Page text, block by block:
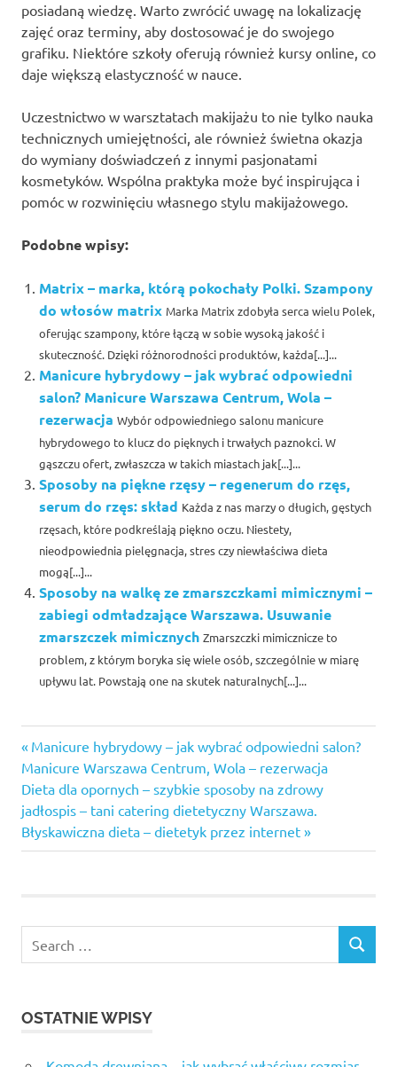
posiadaną wiedzę. Warto zwrócić uwagę na lokalizację
zajęć oraz terminy, aby dostosować je do swojego
grafiku. Niektóre szkoły oferują również kursy online, co
daje większą elastyczność w nauce.
Uczestnictwo w warsztatach makijażu to nie tylko nauka
technicznych umiejętności, ale również świetna okazja
do wymiany doświadczeń z innymi pasjonatami
kosmetyków. Wspólna praktyka może być inspirująca i
pomóc w rozwinięciu własnego stylu makijażowego.
Podobne wpisy:
Matrix – marka, którą pokochały Polki. Szampony
do włosów matrix Marka Matrix zdobyła serca wielu Polek,
oferując szampony, które łączą w sobie wysoką jakość i
skuteczność. Dzięki różnorodności produktów, każda[...]...
Manicure hybrydowy – jak wybrać odpowiedni
salon? Manicure Warszawa Centrum, Wola –
rezerwacja Wybór odpowiedniego salonu manicure
hybrydowego to klucz do pięknych i trwałych paznokci. W
gąszczu ofert, zwłaszcza w takich miastach jak[...]...
Sposoby na piękne rzęsy – regenerum do rzęs,
serum do rzęs: skład Każda z nas marzy o długich, gęstych
rzęsach, które podkreślają piękno oczu. Niestety,
nieodpowiednia pielęgnacja, stres czy niewłaściwa dieta
mogą[...]...
Sposoby na walkę ze zmarszczkami mimicznymi –
zabiegi odmładzające Warszawa. Usuwanie
zmarszczek mimicznych Zmarszczki mimicznicze to
problem, z którym boryka się wiele osób, szczególnie w miarę
upływu lat. Powstają one na skutek naturalnych[...]...
berry
900
opinie
dobry
olejek
arganowy
włosów
makijaż
Nawigacja
wpisu
Previous
Post:
Manicure hybrydowy – jak wybrać odpowiedni salon?
Manicure Warszawa Centrum, Wola – rezerwacja
Next
Post:
Dieta dla opornych – szybkie sposoby na zdrowy
jadłospis – tani catering dietetyczny Warszawa.
Błyskawiczna dieta – dietetyk przez internet
OSTATNIE WPISY